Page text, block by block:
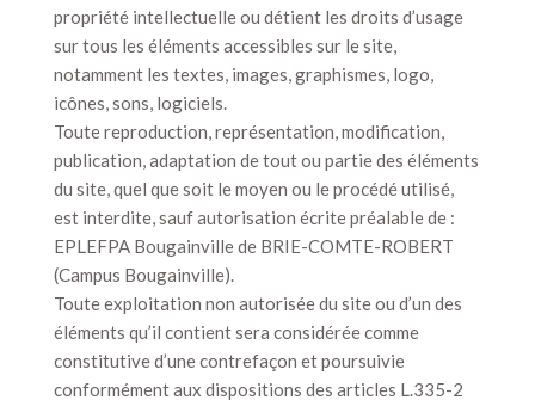
propriété intellectuelle ou détient les droits d’usage
sur tous les éléments accessibles sur le site,
notamment les textes, images, graphismes, logo,
icônes, sons, logiciels.
Toute reproduction, représentation, modification,
publication, adaptation de tout ou partie des éléments
du site, quel que soit le moyen ou le procédé utilisé,
est interdite, sauf autorisation écrite préalable de :
EPLEFPA Bougainville de BRIE-COMTE-ROBERT
(Campus Bougainville).
Toute exploitation non autorisée du site ou d’un des
éléments qu’il contient sera considérée comme
constitutive d’une contrefaçon et poursuivie
conformément aux dispositions des articles L.335-2